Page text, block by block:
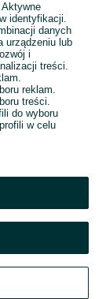
identyfikacji.
danych
urządzeniu lub
i
treści.
reklam.
treści.
do wyboru
w celu